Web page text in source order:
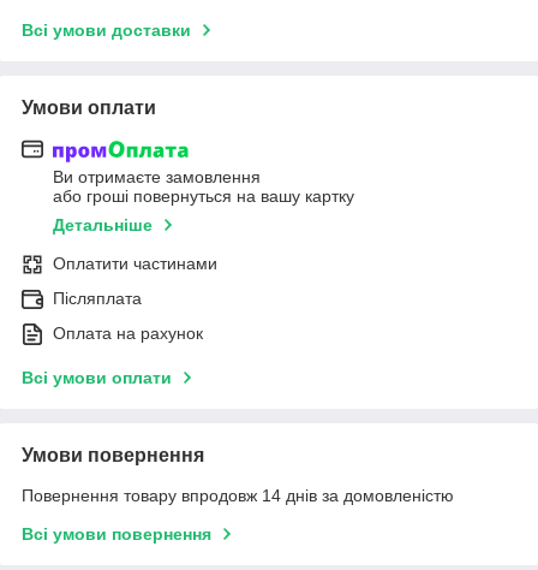
Всі умови доставки
Умови оплати
Ви отримаєте замовлення
або гроші повернуться на вашу картку
Детальніше
Оплатити частинами
Післяплата
Оплата на рахунок
Всі умови оплати
Умови повернення
Повернення товару впродовж 14 днів за домовленістю
Всі умови повернення